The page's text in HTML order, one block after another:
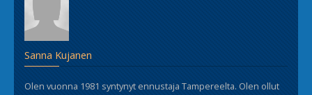
Sanna Kujanen
Olen vuonna 1981 syntynyt ennustaja Tampereelta. Olen ollut